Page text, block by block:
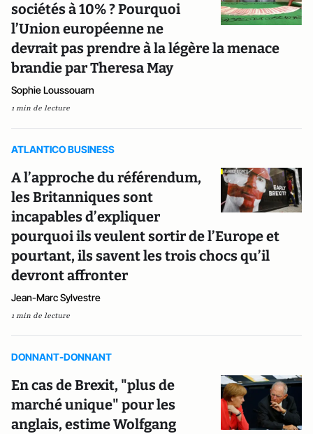
sociétés à 10% ? Pourquoi
l’Union européenne ne
devrait pas prendre à la légère la menace
brandie par Theresa May
Sophie Loussouarn
1 min de lecture
ATLANTICO BUSINESS
A l’approche du référendum,
les Britanniques sont
incapables d’expliquer
pourquoi ils veulent sortir de l’Europe et
pourtant, ils savent les trois chocs qu’il
devront affronter
Jean-Marc Sylvestre
1 min de lecture
DONNANT-DONNANT
En cas de Brexit, "plus de
marché unique" pour les
anglais, estime Wolfgang